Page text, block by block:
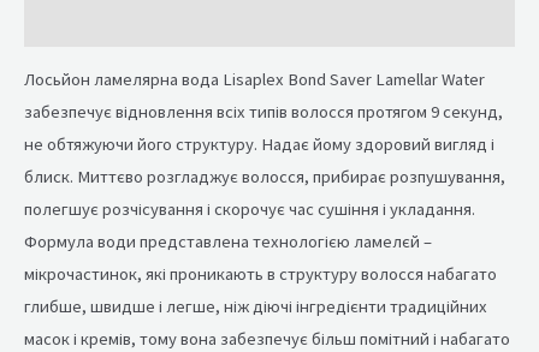
Лосьйон ламелярна вода Lisaplex Bond Saver Lamellar Water
забезпечує відновлення всіх типів волосся протягом 9 секунд,
не обтяжуючи його структуру. Надає йому здоровий вигляд і
блиск. Миттєво розгладжує волосся, прибирає розпушування,
полегшує розчісування і скорочує час сушіння і укладання.
Формула води представлена технологією ламелєй –
мікрочастинок, які проникають в структуру волосся набагато
глибше, швидше і легше, ніж діючі інгредієнти традиційних
масок і кремів, тому вона забезпечує більш помітний і набагато